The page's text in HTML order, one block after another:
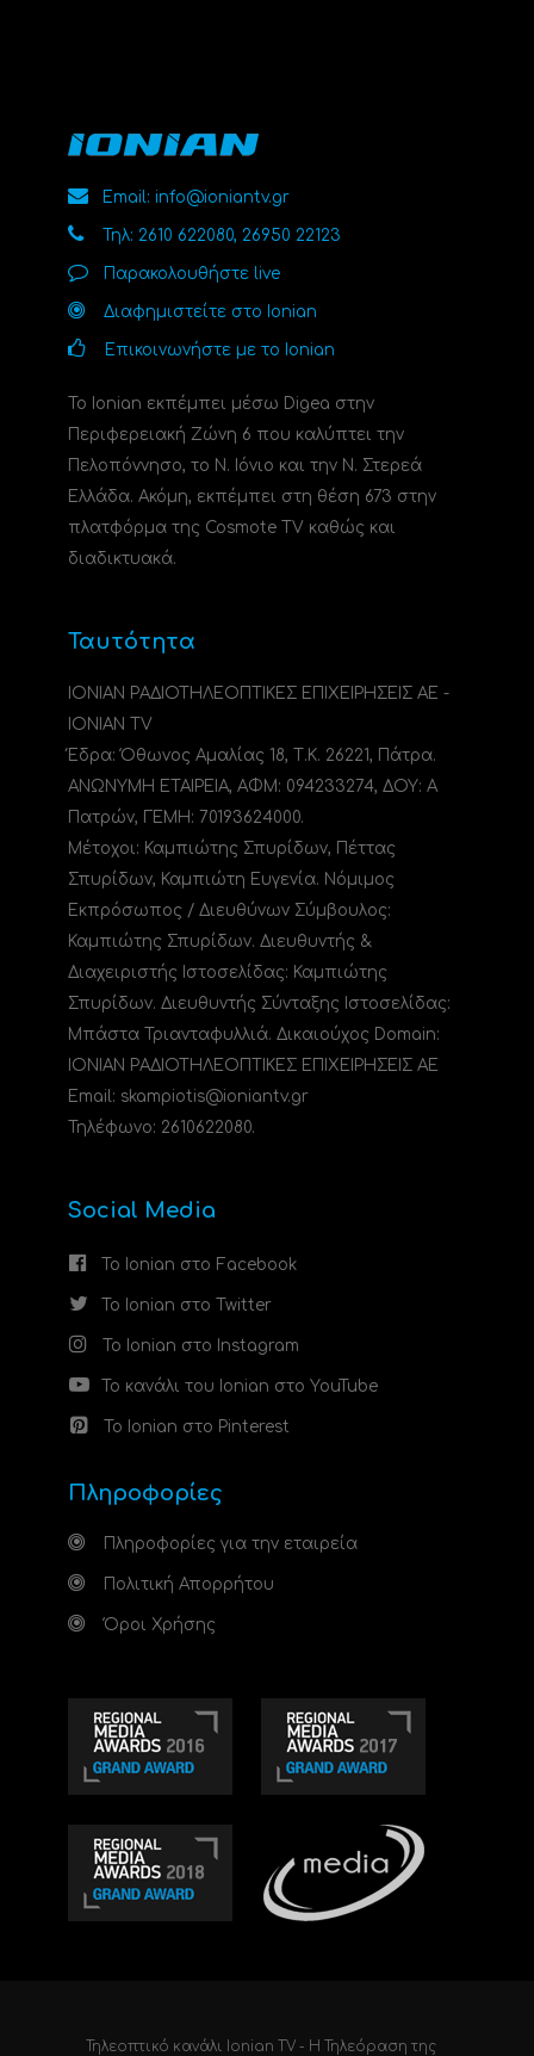
Email: info@ioniantv.gr
Τηλ: 2610 622080, 26950 22123
Παρακολουθήστε live
Διαφημιστείτε στο Ionian
Επικοινωνήστε με το Ionian
Το Ionian εκπέμπει μέσω Digea στην
Περιφερειακή Ζώνη 6 που καλύπτει την
Πελοπόννησο, το N. Ιόνιο και την Ν. Στερεά
Ελλάδα. Ακόμη, εκπέμπει στη θέση 673 στην
πλατφόρμα της Cosmote TV καθώς και
διαδικτυακά.
Ταυτότητα
ΙΟΝΙΑΝ ΡΑΔΙΟΤΗΛΕΟΠΤΙΚΕΣ ΕΠΙΧΕΙΡΗΣΕΙΣ ΑΕ -
IONIAN TV
Έδρα: Όθωνος Αμαλίας 18, Τ.Κ. 26221, Πάτρα.
ΑΝΩΝΥΜΗ ΕΤΑΙΡΕΙΑ, ΑΦΜ: 094233274, ΔΟΥ: A
Πατρών, ΓΕΜΗ: 70193624000.
Μέτοχοι: Καμπιώτης Σπυρίδων, Πέττας
Σπυρίδων, Καμπιώτη Ευγενία. Νόμιμος
Εκπρόσωπος / Διευθύνων Σύμβουλος:
Καμπιώτης Σπυρίδων. Διευθυντής &
Διαχειριστής Ιστοσελίδας: Καμπιώτης
Σπυρίδων. Διευθυντής Σύνταξης Ιστοσελίδας:
Μπάστα Τριανταφυλλιά. Δικαιούχος Domain:
ΙΟΝΙΑΝ ΡΑΔΙΟΤΗΛΕΟΠΤΙΚΕΣ ΕΠΙΧΕΙΡΗΣΕΙΣ ΑΕ
Email: skampiotis@ioniantv.gr
Τηλέφωνο: 2610622080.
Social Media
Το Ionian στο Facebook
Το Ionian στο Twitter
Το Ionian στο Instagram
Το κανάλι του Ionian στο YouTube
Το Ionian στο Pinterest
Πληροφορίες
Πληροφορίες για την εταιρεία
Πολιτική Απορρήτου
Όροι Χρήσης
Τηλεοπτικό κανάλι Ionian TV - Η Τηλεόραση της